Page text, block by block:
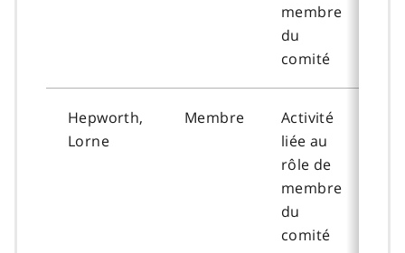
membre
du
comité
Hepworth,
Lorne
Membre
Activité
liée au
rôle de
membre
du
comité